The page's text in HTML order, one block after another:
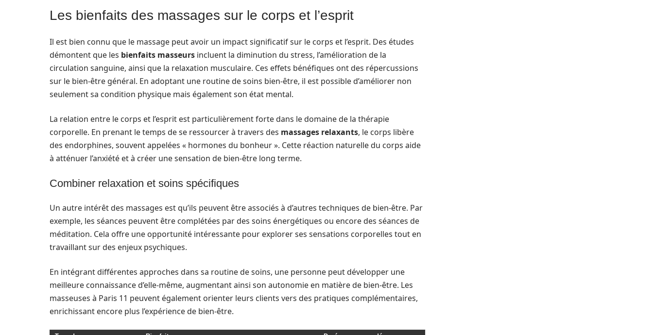
Les bienfaits des massages sur le corps et l’esprit
Il est bien connu que le massage peut avoir un impact significatif sur le corps et l’esprit. Des études
démontent que les bienfaits masseurs incluent la diminution du stress, l’amélioration de la
circulation sanguine, ainsi que la relaxation musculaire. Ces effets bénéfiques ont des répercussions
sur le bien-être général. En adoptant une routine de soins bien-être, il est possible d’améliorer non
seulement sa condition physique mais également son état mental.
La relation entre le corps et l’esprit est particulièrement forte dans le domaine de la thérapie
corporelle. En prenant le temps de se ressourcer à travers des massages relaxants, le corps libère
des endorphines, souvent appelées « hormones du bonheur ». Cette réaction naturelle du corps aide
à atténuer l’anxiété et à créer une sensation de bien-être long terme.
Combiner relaxation et soins spécifiques
Un autre intérêt des massages est qu’ils peuvent être associés à d’autres techniques de bien-être. Par
exemple, les séances peuvent être complétées par des soins énergétiques ou encore des séances de
méditation. Cela offre une opportunité intéressante pour explorer ses sensations corporelles tout en
travaillant sur des enjeux psychiques.
En intégrant différentes approches dans sa routine de soins, une personne peut développer une
meilleure connaissance d’elle-même, augmentant ainsi son autonomie en matière de bien-être. Les
masseuses à Paris 11 peuvent également orienter leurs clients vers des pratiques complémentaires,
enrichissant encore plus l’expérience de bien-être.